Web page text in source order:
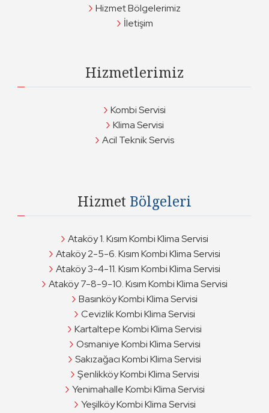
Hizmet Bölgelerimiz
İletişim
Hizmetlerimiz
Kombi Servisi
Klima Servisi
Acil Teknik Servis
Hizmet Bölgeleri
Ataköy 1. Kısım Kombi Klima Servisi
Ataköy 2-5-6. Kısım Kombi Klima Servisi
Ataköy 3-4-11. Kısım Kombi Klima Servisi
Ataköy 7-8-9-10. Kısım Kombi Klima Servisi
Basınköy Kombi Klima Servisi
Cevizlik Kombi Klima Servisi
Kartaltepe Kombi Klima Servisi
Osmaniye Kombi Klima Servisi
Sakızağacı Kombi Klima Servisi
Şenlikköy Kombi Klima Servisi
Yenimahalle Kombi Klima Servisi
Yeşilköy Kombi Klima Servisi